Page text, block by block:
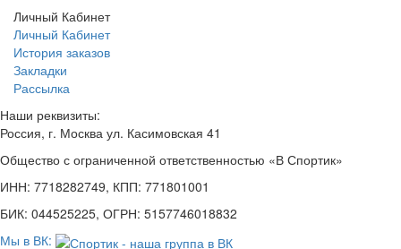
Личный Кабинет
Личный Кабинет
История заказов
Закладки
Рассылка
Наши реквизиты:
Россия, г. Москва ул. Касимовская 41
Общество с ограниченной ответственностью «В Спортик»
ИНН: 7718282749, КПП: 771801001
БИК: 044525225, ОГРН: 5157746018832
Мы в ВК: